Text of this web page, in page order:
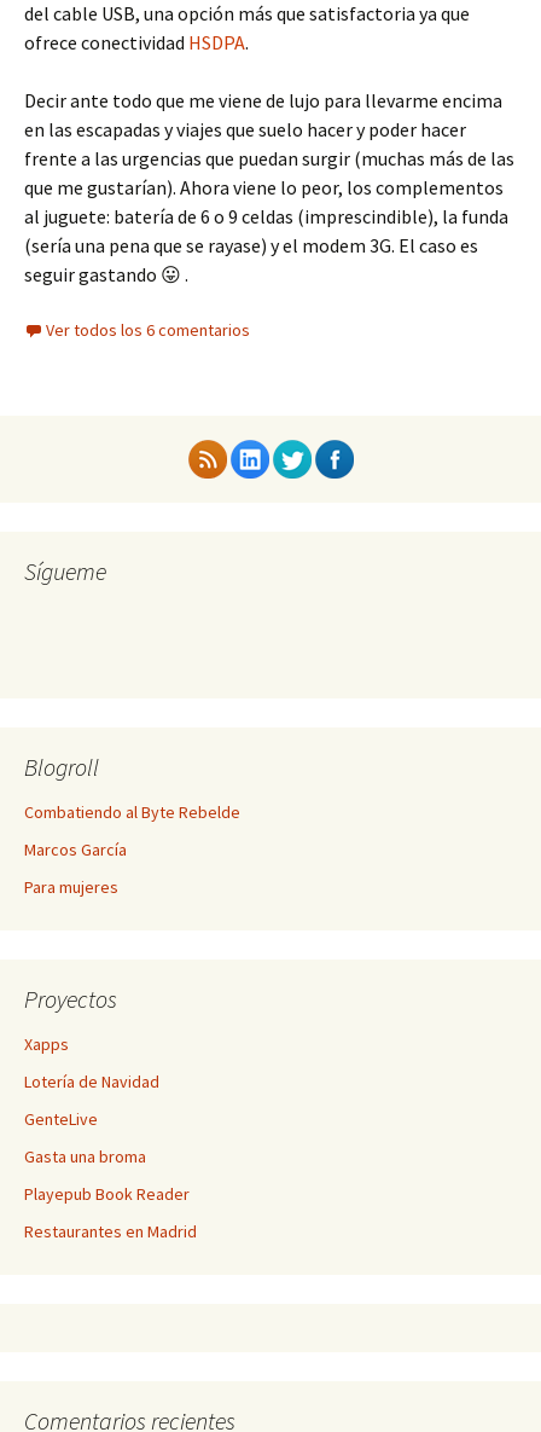
del cable USB, una opción más que satisfactoria ya que
ofrece conectividad HSDPA.
Decir ante todo que me viene de lujo para llevarme encima
en las escapadas y viajes que suelo hacer y poder hacer
frente a las urgencias que puedan surgir (muchas más de las
que me gustarían). Ahora viene lo peor, los complementos
al juguete: batería de 6 o 9 celdas (imprescindible), la funda
(sería una pena que se rayase) y el modem 3G. El caso es
seguir gastando 😛 .
Ver todos los 6 comentarios
Sígueme
Blogroll
Combatiendo al Byte Rebelde
Marcos García
Para mujeres
Proyectos
Xapps
Lotería de Navidad
GenteLive
Gasta una broma
Playepub Book Reader
Restaurantes en Madrid
Comentarios recientes